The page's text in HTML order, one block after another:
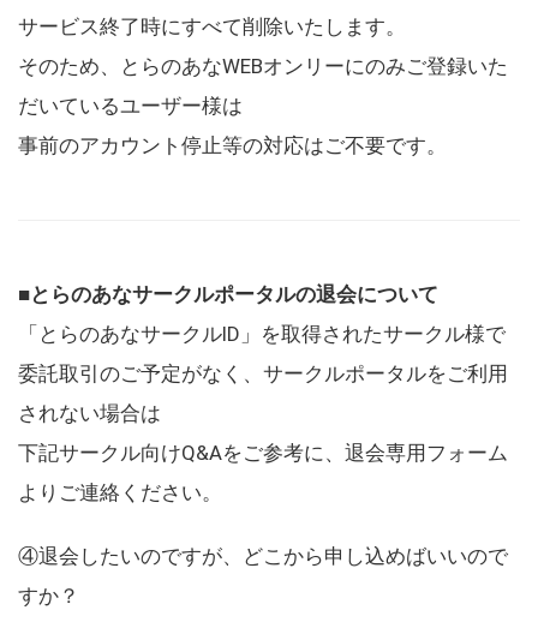
サービス終了時にすべて削除いたします。
そのため、とらのあなWEBオンリーにのみご登録いた
だいているユーザー様は
事前のアカウント停止等の対応はご不要です。
■とらのあなサークルポータルの退会について
「とらのあなサークルID」を取得されたサークル様で
委託取引のご予定がなく、サークルポータルをご利用
されない場合は
下記サークル向けQ&Aをご参考に、退会専用フォーム
よりご連絡ください。
④退会したいのですが、どこから申し込めばいいので
すか？